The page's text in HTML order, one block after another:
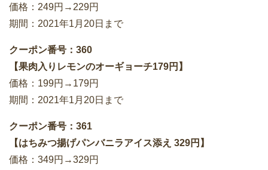
価格：249円→229円
期間：2021年1月20日まで
クーポン番号：360
【果肉入りレモンのオーギョーチ179円】
価格：199円→179円
期間：2021年1月20日まで
クーポン番号：361
【はちみつ揚げパンバニラアイス添え 329円】
価格：349円→329円